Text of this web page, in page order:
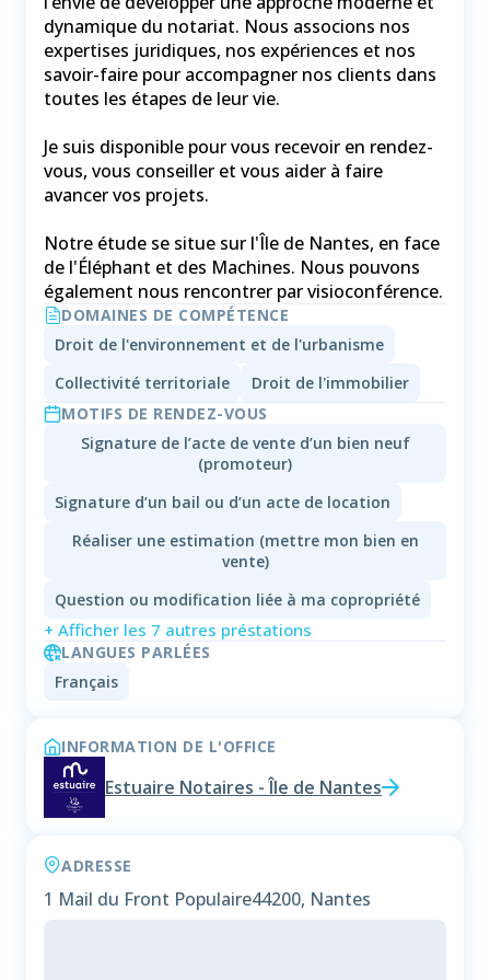
dynamique du notariat. Nous associons nos
expertises juridiques, nos expériences et nos
savoir-faire pour accompagner nos clients dans
toutes les étapes de leur vie.
Je suis disponible pour vous recevoir en rendez-
vous, vous conseiller et vous aider à faire
avancer vos projets.
Notre étude se situe sur l'Île de Nantes, en face
de l'Éléphant et des Machines. Nous pouvons
également nous rencontrer par visioconférence.
DOMAINES DE COMPÉTENCE
Droit de l'environnement et de l'urbanisme
Collectivité territoriale
Droit de l'immobilier
MOTIFS DE RENDEZ-VOUS
Signature de l’acte de vente d’un bien neuf
(promoteur)
Signature d’un bail ou d’un acte de location
Réaliser une estimation (mettre mon bien en
vente)
Question ou modification liée à ma copropriété
+ Afficher les 7 autres préstations
LANGUES PARLÉES
Français
INFORMATION DE L'OFFICE
Estuaire Notaires - Île de Nantes
ADRESSE
1 Mail du Front Populaire44200, Nantes